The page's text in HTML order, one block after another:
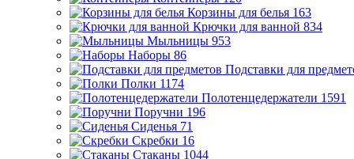
Корзины для белья 163
Крючки для ванной 834
Мыльницы 953
Наборы 86
Подставки для
Полки 1174
Полотенцедержатели 1591
Поручни 196
Сиденья 71
Скребки 16
Стаканы 1044